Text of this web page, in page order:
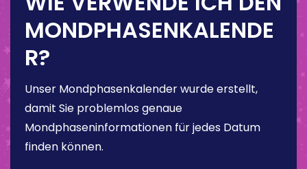
MONDPHASENKALENDE
R?
Unser Mondphasenkalender wurde erstellt,
damit Sie problemlos genaue
Mondphaseninformationen für jedes Datum
finden können.